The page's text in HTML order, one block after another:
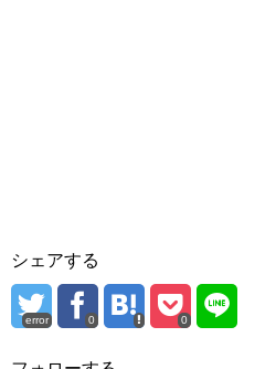
シェアする
error 0 0